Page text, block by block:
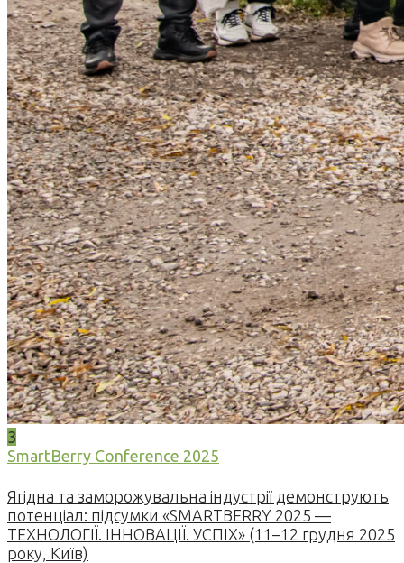
3
SmartBerry Conference 2025
Ягідна та заморожувальна індустрії демонструють
потенціал: підсумки «SMARTBERRY 2025 —
ТЕХНОЛОГІЇ. ІННОВАЦІЇ. УСПІХ» (11–12 грудня 2025
року, Київ)